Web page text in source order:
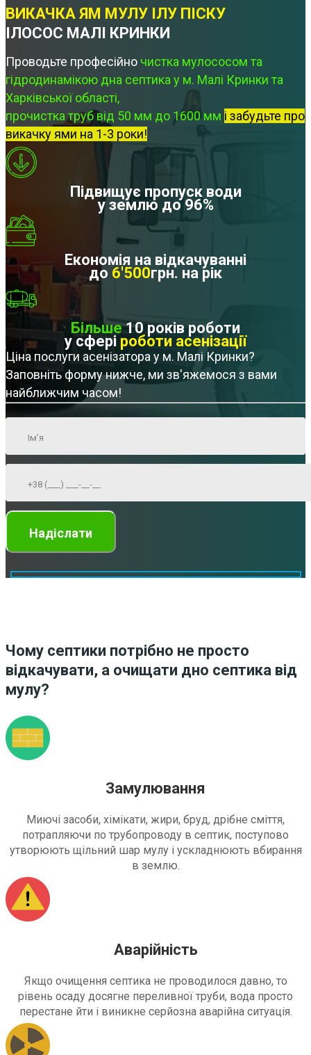
ВИКАЧКА ЯМ МУЛУ ІЛУ ПІСКУ
ІЛОСОС МАЛІ КРИНКИ
Проводьте професійно чистка мулососом та
гідродинамікою дна септика у м. Малі Кринки та
Харківської області,
прочистка труб від 50 мм до 1600 мм і забудьте про
викачку ями на 1-3 роки!
Підвищує пропуск води
у землю до 96%
Економія на відкачуванні
до 6'500грн. на рік
Більше10 років роботи
у сфері роботи асенізації
Ціна послуги асенізатора у м. Малі Кринки?
Заповніть форму нижче, ми зв'яжемося з вами
найближчим часом!
Чому септики потрібно не просто
відкачувати, а очищати дно септика від
мулу?
Замулювання
Миючі засоби, хімікати, жири, бруд, дрібне сміття,
потрапляючи по трубопроводу в септик, поступово
утворюють щільний шар мулу і ускладнюють вбирання
в землю.
Аварійність
Якщо очищення септика не проводилося давно, то
рівень осаду досягне переливної труби, вода просто
перестане йти і виникне серйозна аварійна ситуація.